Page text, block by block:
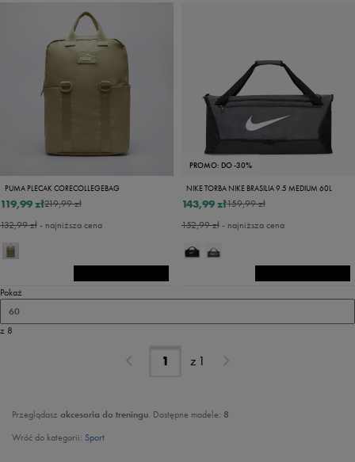
PUMA PLECAK CORECOLLEGEBAG
219,99 zł
119,99 zł
132,99 zł- najniższa cena
PROMO: DO -30%
NIKE TORBA NIKE BRASILIA 9.5 MEDIUM 60L
159,99 zł
143,99 zł
152,99 zł- najniższa cena
Pokaż
60
z 8
z 1
Przeglądasz akcesoria do treningu. Dostępne modele: 8
Wróć do kategorii: Sport